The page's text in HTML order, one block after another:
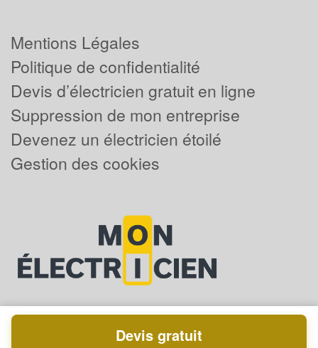
Mentions Légales
Politique de confidentialité
Devis d’électricien gratuit en ligne
Suppression de mon entreprise
Devenez un électricien étoilé
Gestion des cookies
Powered byPlus que pro
Devis gratuit